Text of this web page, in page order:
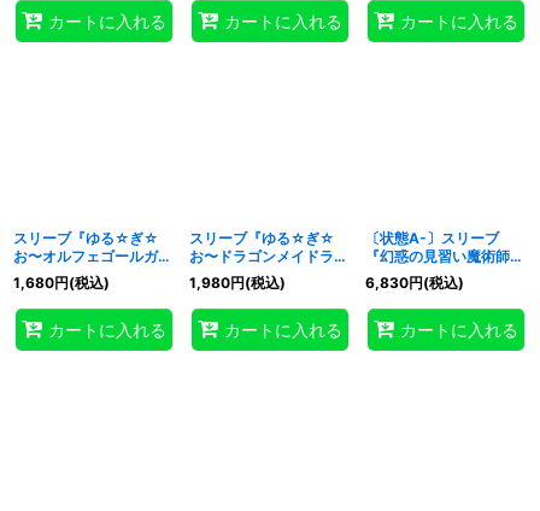
カートに入れる カートに入れる カートに入れる
スリーブ『ゆる☆ぎ☆
お〜オルフェゴールガラ
テア&ロンギルス』100
枚入り【-】{-}《スリー
ブ》
1,680円(税込)
カートに入れる
スリーブ『ゆる☆ぎ☆
お〜ドラゴンメイドラド
リー&チェイム』100枚
入り【-】{-}《スリー
ブ》
1,980円(税込)
カートに入れる
〔状態A-〕スリーブ
『幻惑の見習い魔術師
(遊戯王の日)』100枚入
り【-】{-}《スリーブ》
6,830円(税込)
カートに入れる